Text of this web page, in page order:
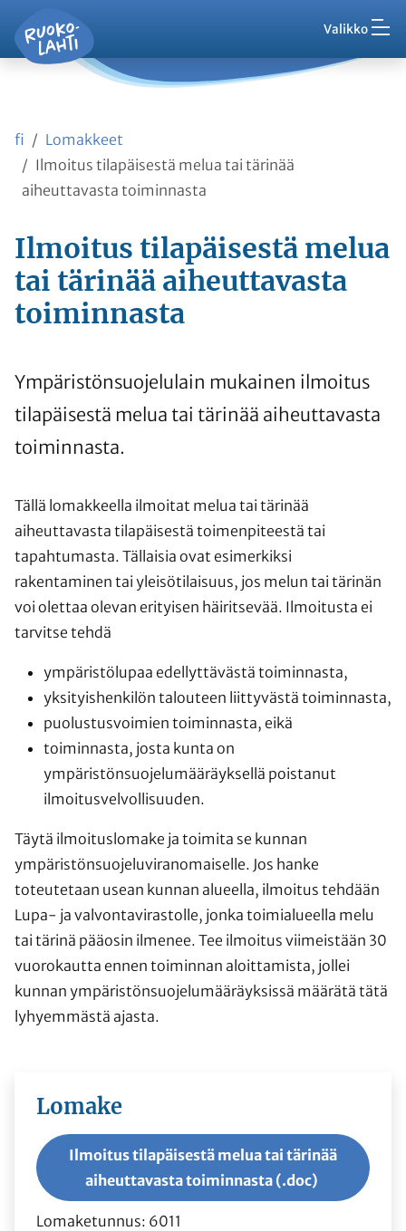
Siirry pääsisältöön Valikko
Ruokolahti - etusivu
Palaute
Asuminen ja ympäristö
Kasvatus ja koulutus
Harrasta ja viihdy
Kunta ja hallinto
Työ ja yrittäminen
Asioi kanssamme
fi
Lomakkeet
Ilmoitus tilapäisestä melua tai tärinää
aiheuttavasta toiminnasta
Ilmoitus tilapäisestä melua
tai tärinää aiheuttavasta
toiminnasta
Ympäristönsuojelulain mukainen ilmoitus
tilapäisestä melua tai tärinää aiheuttavasta
toiminnasta.
Tällä lomakkeella ilmoitat melua tai tärinää
aiheuttavasta tilapäisestä toimenpiteestä tai
tapahtumasta. Tällaisia ovat esimerkiksi
rakentaminen tai yleisötilaisuus, jos melun tai tärinän
voi olettaa olevan erityisen häiritsevää. Ilmoitusta ei
tarvitse tehdä
ympäristölupaa edellyttävästä toiminnasta,
yksityishenkilön talouteen liittyvästä toiminnasta,
puolustusvoimien toiminnasta, eikä
toiminnasta, josta kunta on
ympäristönsuojelumääräyksellä poistanut
ilmoitusvelvollisuuden.
Täytä ilmoituslomake ja toimita se kunnan
ympäristönsuojeluviranomaiselle. Jos hanke
toteutetaan usean kunnan alueella, ilmoitus tehdään
Lupa- ja valvontavirastolle, jonka toimialueella melu
tai tärinä pääosin ilmenee. Tee ilmoitus viimeistään 30
vuorokautta ennen toiminnan aloittamista, jollei
kunnan ympäristönsuojelumääräyksissä määrätä tätä
lyhyemmästä ajasta.
Lomake
Ilmoitus tilapäisestä melua tai tärinää
aiheuttavasta toiminnasta (.doc)
Lomaketunnus: 6011